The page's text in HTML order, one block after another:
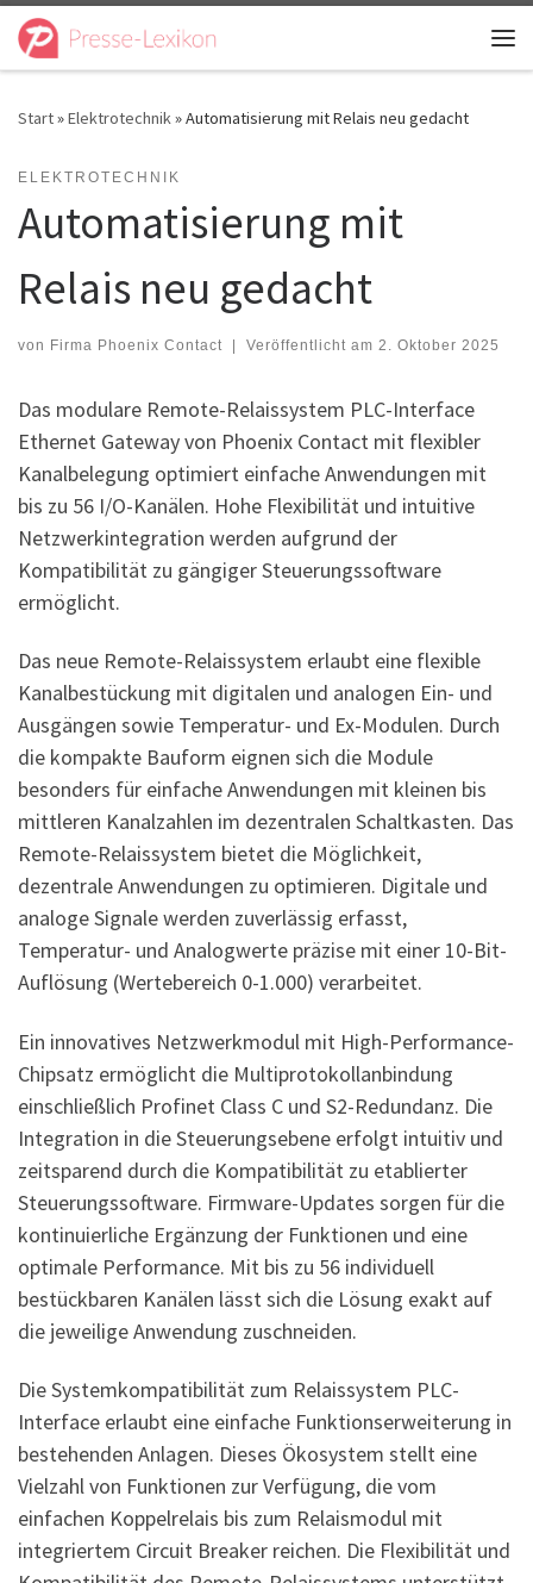
Zum Inhalt springen
Start»Elektrotechnik»Automatisierung mit Relais neu gedacht
ELEKTROTECHNIK
Automatisierung mit
Relais neu gedacht
von Firma Phoenix Contact | Veröffentlicht am 2. Oktober 2025
Das modulare Remote-Relaissystem PLC-Interface
Ethernet Gateway von Phoenix Contact mit flexibler
Kanalbelegung optimiert einfache Anwendungen mit
bis zu 56 I/O-Kanälen. Hohe Flexibilität und intuitive
Netzwerkintegration werden aufgrund der
Kompatibilität zu gängiger Steuerungssoftware
ermöglicht.
Das neue Remote-Relaissystem erlaubt eine flexible
Kanalbestückung mit digitalen und analogen Ein- und
Ausgängen sowie Temperatur- und Ex-Modulen. Durch
die kompakte Bauform eignen sich die Module
besonders für einfache Anwendungen mit kleinen bis
mittleren Kanalzahlen im dezentralen Schaltkasten. Das
Remote-Relaissystem bietet die Möglichkeit,
dezentrale Anwendungen zu optimieren. Digitale und
analoge Signale werden zuverlässig erfasst,
Temperatur- und Analogwerte präzise mit einer 10-Bit-
Auflösung (Wertebereich 0-1.000) verarbeitet.
Ein innovatives Netzwerkmodul mit High-Performance-
Chipsatz ermöglicht die Multiprotokollanbindung
einschließlich Profinet Class C und S2-Redundanz. Die
Integration in die Steuerungsebene erfolgt intuitiv und
zeitsparend durch die Kompatibilität zu etablierter
Steuerungssoftware. Firmware-Updates sorgen für die
kontinuierliche Ergänzung der Funktionen und eine
optimale Performance. Mit bis zu 56 individuell
bestückbaren Kanälen lässt sich die Lösung exakt auf
die jeweilige Anwendung zuschneiden.
Die Systemkompatibilität zum Relaissystem PLC-
Interface erlaubt eine einfache Funktionserweiterung in
bestehenden Anlagen. Dieses Ökosystem stellt eine
Vielzahl von Funktionen zur Verfügung, die vom
einfachen Koppelrelais bis zum Relaismodul mit
integriertem Circuit Breaker reichen. Die Flexibilität und